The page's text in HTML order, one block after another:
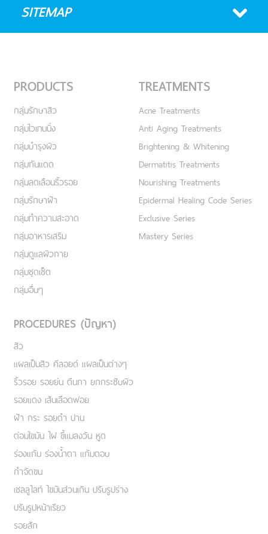
SITEMAP
PRODUCTS
กลุ่มรักษาสิว
กลุ่มไวเทนนิ่ง
กลุ่มบำรุงผิว
กลุ่มกันแดด
กลุ่มลดเลือนริ้วรอย
กลุ่มรักษาฝ้า
กลุ่มทำความสะอาด
กลุ่มอาหารเสริม
กลุ่มดูแลผิวกาย
กลุ่มชุดเซ็ต
กลุ่มอื่นๆ
TREATMENTS
Acne Treatments
Anti Aging Treatments
Brightening & Whitening
Dermatitis Treatments
Nourishing Treatments
Epidermal Healing Code Series
Exclusive Series
Mastery Series
PROCEDURES (ปัญหา)
สิว
แผลเป็นสิว คีลอยด์ แผลเป็นต่างๆ
ริ้วรอย รอยย่น ตีนกา ยกกระชับผิว
รอยแดง เส้นเลือดฟอย
ฝ้า กระ รอยดำ ปาน
ต่อมไขมัน ไฝ ขี้แมลงวัน หูด
ร่องแก้ม ร่องน้ำตา แก้มตอบ
กำจัดขน
เชลลูไลท์ ไขมันส่วนเกิน ปรับรูปร่าง
ปรับรูปหน้าเรียว
รอยสัก